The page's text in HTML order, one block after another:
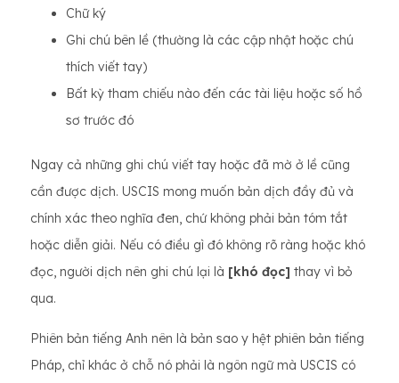
Chữ ký
Ghi chú bên lề (thường là các cập nhật hoặc chú
thích viết tay)
Bất kỳ tham chiếu nào đến các tài liệu hoặc số hồ
sơ trước đó
Ngay cả những ghi chú viết tay hoặc đã mờ ở lề cũng
cần được dịch. USCIS mong muốn bản dịch đầy đủ và
chính xác theo nghĩa đen, chứ không phải bản tóm tắt
hoặc diễn giải. Nếu có điều gì đó không rõ ràng hoặc khó
đọc, người dịch nên ghi chú lại là [khó đọc] thay vì bỏ
qua.
Phiên bản tiếng Anh nên là bản sao y hệt phiên bản tiếng
Pháp, chỉ khác ở chỗ nó phải là ngôn ngữ mà USCIS có